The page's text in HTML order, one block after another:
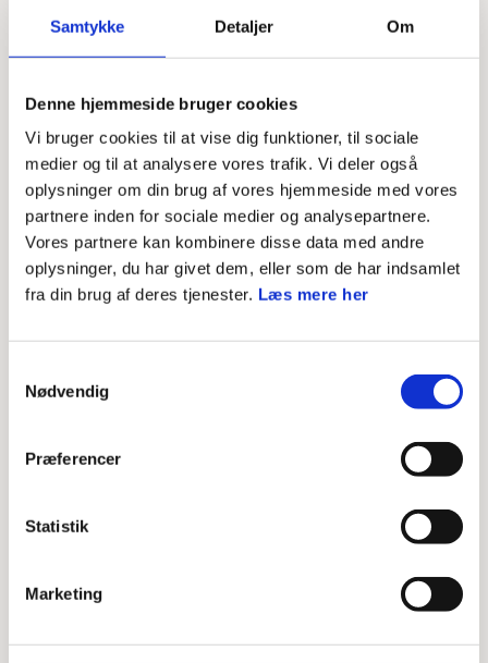
Samtykke Detaljer Om
Denne hjemmeside bruger cookies
Vi bruger cookies til at vise dig funktioner, til sociale
medier og til at analysere vores trafik. Vi deler også
oplysninger om din brug af vores hjemmeside med vores
partnere inden for sociale medier og analysepartnere.
Vores partnere kan kombinere disse data med andre
oplysninger, du har givet dem, eller som de har indsamlet
fra din brug af deres tjenester. Læs mere her
Nødvendig
Præferencer
Statistik
Marketing
Ungdomskurser (Kursusteams)
Lav kurser i Det Danske Spejderkorps